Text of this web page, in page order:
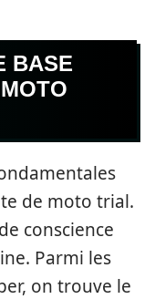
BASE
de moto trial.
conscience
Parmi les
on trouve le